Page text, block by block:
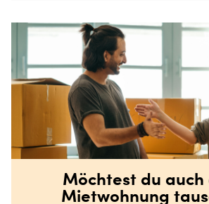
Möchtest du auch
Mietwohnung